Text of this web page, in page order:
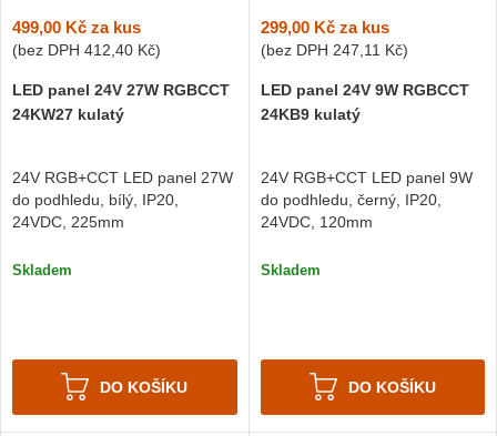
499,00 Kč za kus
(bez DPH 412,40 Kč)
LED panel 24V 27W RGBCCT
24KW27 kulatý
24V RGB+CCT LED panel 27W
do podhledu, bílý, IP20,
24VDC, 225mm
Skladem
DO KOŠÍKU
299,00 Kčza kus
(bez DPH 247,11 Kč)
LED panel 24V 9W RGBCCT
24KB9 kulatý
24V RGB+CCT LED panel 9W
do podhledu, černý, IP20,
24VDC, 120mm
Skladem
DO KOŠÍKU